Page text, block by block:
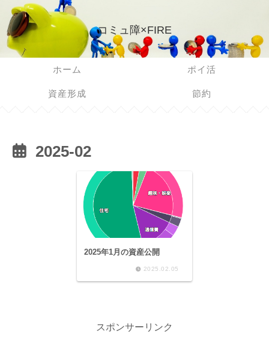
コミュ障×FIRE
ホーム ポイ活
資産形成 節約
2025-02
2025年1月の資産公開
2025.02.05
スポンサーリンク